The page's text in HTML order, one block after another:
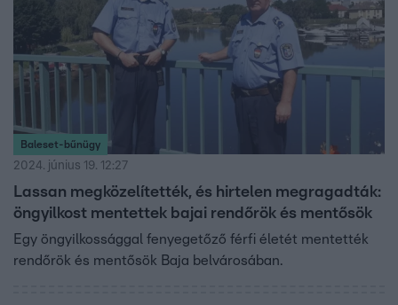
Baleset-bűnügy
2024. június 19. 12:27
Lassan megközelítették, és hirtelen megragadták:
öngyilkost mentettek bajai rendőrök és mentősök
Egy öngyilkossággal fenyegetőző férfi életét mentették
rendőrök és mentősök Baja belvárosában.